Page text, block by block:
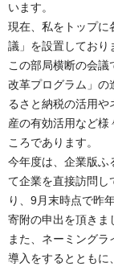
います。
現在、私をトップに
議」を設置しており
この部局横断の会
改革プログラム」の
るさと納税の活用や
産の有効活用など様
ころであります。
今年度は、企業版ふ
て企業を直接訪問し
り、9月末時点で昨
寄附の申出を頂きま
また、ネーミング
導入をするとともに